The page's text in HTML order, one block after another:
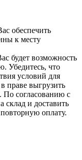
обеспечить
к месту
будет возможность
Убедитесь, что
условий для
праве выгрузить
По согласованию с
склад и доставить
оплату.